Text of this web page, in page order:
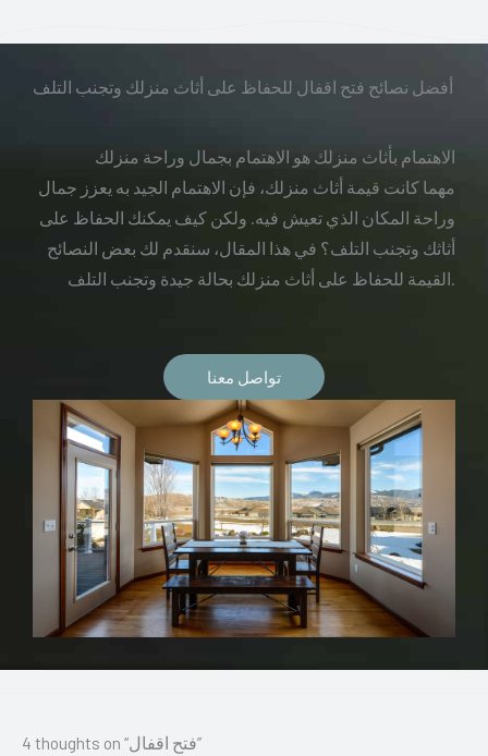
أفضل نصائح فتح اقفال للحفاظ على أثاث منزلك وتجنب التلف
الاهتمام بأثاث منزلك هو الاهتمام بجمال وراحة منزلك
مهما كانت قيمة أثاث منزلك، فإن الاهتمام الجيد به يعزز جمال
وراحة المكان الذي تعيش فيه. ولكن كيف يمكنك الحفاظ على
أثاثك وتجنب التلف؟ في هذا المقال، سنقدم لك بعض النصائح
القيمة للحفاظ على أثاث منزلك بحالة جيدة وتجنب التلف.
تواصل معنا
4 thoughts on “فتح اقفال”